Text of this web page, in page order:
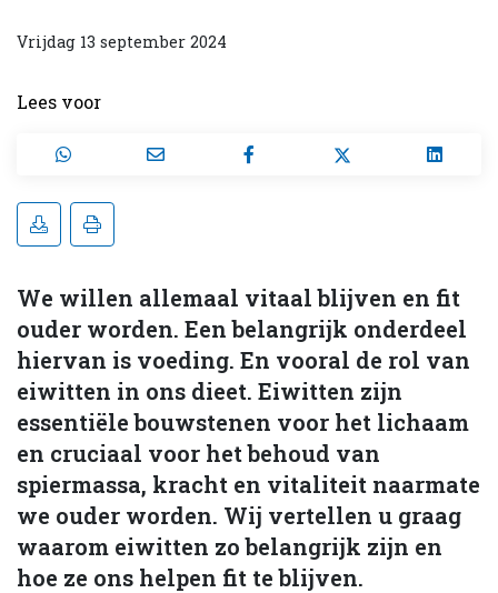
Vrijdag 13 september 2024
Lees voor
We willen allemaal vitaal blijven en fit
ouder worden. Een belangrijk onderdeel
hiervan is voeding. En vooral de rol van
eiwitten in ons dieet. Eiwitten zijn
essentiële bouwstenen voor het lichaam
en cruciaal voor het behoud van
spiermassa, kracht en vitaliteit naarmate
we ouder worden. Wij vertellen u graag
waarom eiwitten zo belangrijk zijn en
hoe ze ons helpen fit te blijven.